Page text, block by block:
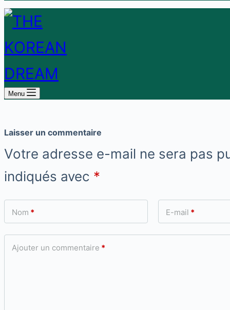
Menu
Laisser un commentaire
Votre adresse e-mail ne sera pas
indiqués avec *
Nom * E-mail *
Ajouter un commentaire *